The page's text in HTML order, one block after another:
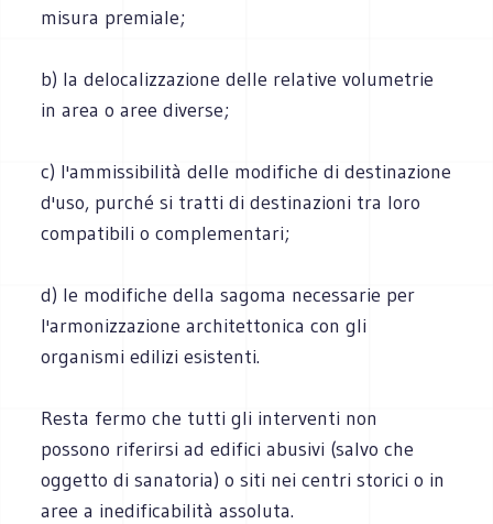
misura premiale;
b) la delocalizzazione delle relative volumetrie
in area o aree diverse;
c) l'ammissibilità delle modifiche di destinazione
d'uso, purché si tratti di destinazioni tra loro
compatibili o complementari;
d) le modifiche della sagoma necessarie per
l'armonizzazione architettonica con gli
organismi edilizi esistenti.
Resta fermo che tutti gli interventi non
possono riferirsi ad edifici abusivi (salvo che
oggetto di sanatoria) o siti nei centri storici o in
aree a inedificabilità assoluta.